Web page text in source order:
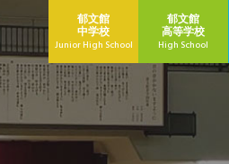
郁文館
中学校
Junior High School
郁文館
高等学校
High School